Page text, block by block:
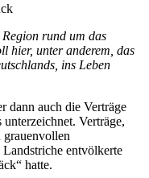
rund um das
hier, unter anderem, das
ins Leben
dann auch die Verträge
unterzeichnet. Verträge,
grauenvollen
entvölkerte
hatte.